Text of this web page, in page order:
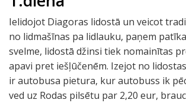
Ielidojot Diagoras lidostā un veicot
no lidmašīnas pa lidlauku, paņem
svelme, lidostā džinsi tiek nomainītas
apavi pret iešļūčenēm. Izejot no
ir autobusa pietura, kur autobuss ik
ved uz Rodas pilsētu par 2,20 eur,